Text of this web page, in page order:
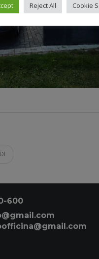
600
Reject All Cookie